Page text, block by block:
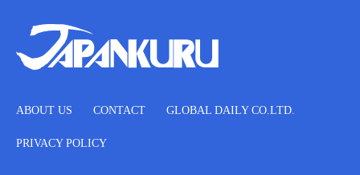
ABOUT US CONTACT GLOBAL DAILY CO.LTD.
PRIVACY POLICY